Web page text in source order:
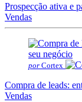
Prospecção ativa e
Vendas
por Cortex
Compra de leads:
Vendas